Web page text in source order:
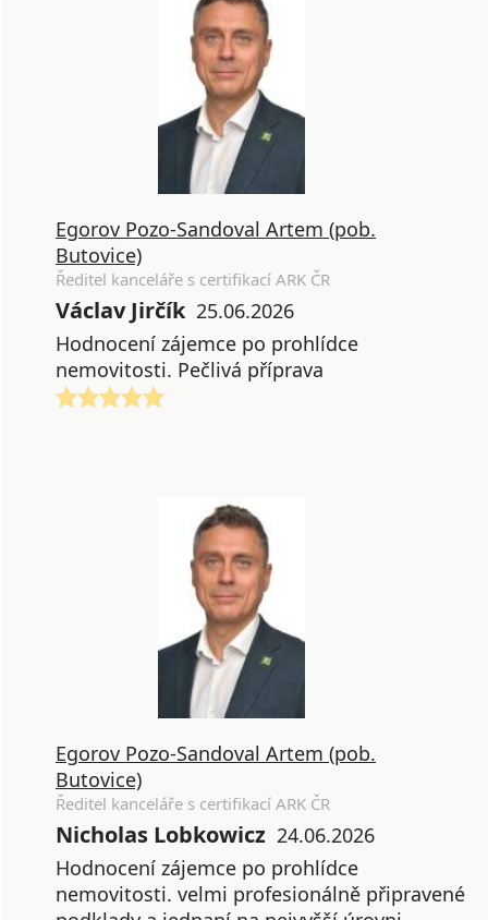
Egorov Pozo-Sandoval Artem (pob.
Butovice)
Ředitel kanceláře s certifikací ARK ČR
Václav Jirčík 25.06.2026
Hodnocení zájemce po prohlídce
nemovitosti. Pečlivá příprava
Egorov Pozo-Sandoval Artem (pob.
Butovice)
Ředitel kanceláře s certifikací ARK ČR
Nicholas Lobkowicz 24.06.2026
Hodnocení zájemce po prohlídce
nemovitosti. velmi profesionálně připravené